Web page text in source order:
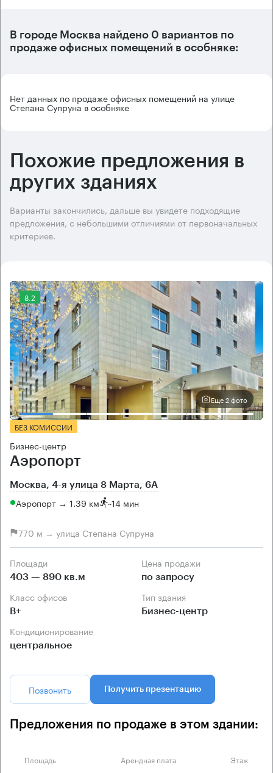
В городе Москва найдено 0 вариантов по
продаже офисных помещений в особняке:
Нет данных по продаже офисных помещений на улице
Степана Супруна в особняке
Похожие предложения в
других зданиях
Варианты закончились, дальше вы увидете подходящие
предложения, с небольшими отличиями от первоначальных
критериев.
8.2
Еще 2 фото
БЕЗ КОМИССИИ
Бизнес-центр
Аэропорт
Москва, 4-я улица 8 Марта, 6А
Аэропорт → 1.39 км ~14 мин
770 м → улица Степана Супруна
Площади
403 — 890 кв.м
Цена продажи
по запросу
Класс офисов
B+
Тип здания
Бизнес-центр
Кондиционирование
центральное
Позвонить Получить презентацию
Предложения по продаже в этом здании:
Площадь Арендная плата Этаж